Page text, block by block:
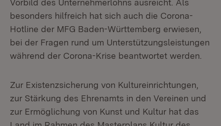
Vorbild des Unternehmerlohns ausreicht. Als
besonders hilfreich hat sich auch die Corona-
Hotline der MFG Baden-Württemberg erwiesen,
bei der Fragen rund um Unterstützungsleistungen
während der Corona-Krise beantwortet werden.
Zur Existenzsicherung von Kultureinrichtungen,
zur Stärkung des Ehrenamts in den Vereinen und
zur Ermöglichung von Kunst und Kultur hat das